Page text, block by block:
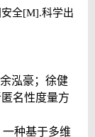
安全[M].科学出
泓豪；徐健
名性度量方
种基于多维